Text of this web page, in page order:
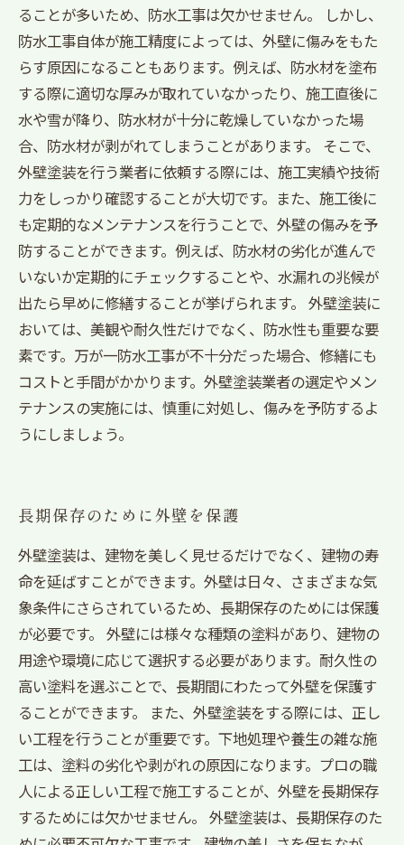
ることが多いため、防水工事は欠かせません。 しかし、
防水工事自体が施工精度によっては、外壁に傷みをもた
らす原因になることもあります。例えば、防水材を塗布
する際に適切な厚みが取れていなかったり、施工直後に
水や雪が降り、防水材が十分に乾燥していなかった場
合、防水材が剥がれてしまうことがあります。 そこで、
外壁塗装を行う業者に依頼する際には、施工実績や技術
力をしっかり確認することが大切です。また、施工後に
も定期的なメンテナンスを行うことで、外壁の傷みを予
防することができます。例えば、防水材の劣化が進んで
いないか定期的にチェックすることや、水漏れの兆候が
出たら早めに修繕することが挙げられます。 外壁塗装に
おいては、美観や耐久性だけでなく、防水性も重要な要
素です。万が一防水工事が不十分だった場合、修繕にも
コストと手間がかかります。外壁塗装業者の選定やメン
テナンスの実施には、慎重に対処し、傷みを予防するよ
うにしましょう。
長期保存のために外壁を保護
外壁塗装は、建物を美しく見せるだけでなく、建物の寿
命を延ばすことができます。外壁は日々、さまざまな気
象条件にさらされているため、長期保存のためには保護
が必要です。 外壁には様々な種類の塗料があり、建物の
用途や環境に応じて選択する必要があります。耐久性の
高い塗料を選ぶことで、長期間にわたって外壁を保護す
ることができます。 また、外壁塗装をする際には、正し
い工程を行うことが重要です。下地処理や養生の雑な施
工は、塗料の劣化や剥がれの原因になります。プロの職
人による正しい工程で施工することが、外壁を長期保存
するためには欠かせません。 外壁塗装は、長期保存のた